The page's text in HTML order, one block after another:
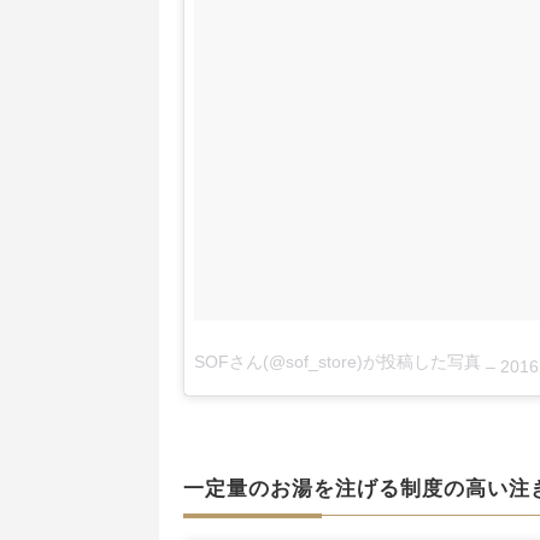
SOFさん(@sof_store)が投稿した写真 – 2016 10月 28
一定量のお湯を注げる制度の高い注